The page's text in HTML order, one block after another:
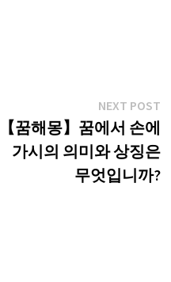
NEXT POST
【꿈해몽】꿈에서 손에
가시의 의미와 상징은
무엇입니까?